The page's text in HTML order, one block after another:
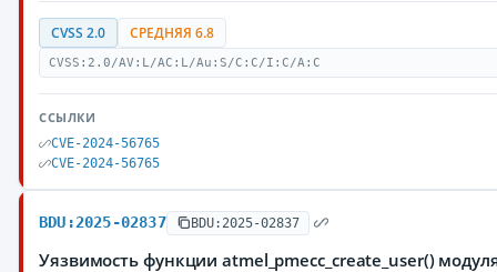
CVSS 2.0 СРЕДНЯЯ 6.8
CVSS:2.0/AV:L/AC:L/Au:S/C:C/I:C/A:C
ССЫЛКИ
CVE-2024-56765
CVE-2024-56765
BDU:2025-02837 BDU:2025-02837
Уязвимость функции atmel_pmecc_create_user()